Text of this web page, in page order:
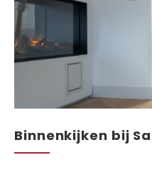
Binnenkijken bij